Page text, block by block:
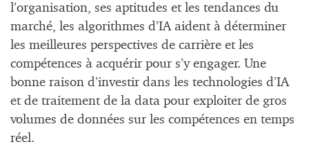
l’organisation, ses aptitudes et les tendances du
marché, les algorithmes d’IA aident à déterminer
les meilleures perspectives de carrière et les
compétences à acquérir pour s’y engager. Une
bonne raison d’investir dans les technologies d’IA
et de traitement de la data pour exploiter de gros
volumes de données sur les compétences en temps
réel.